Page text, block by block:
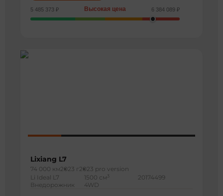
5 485 373 ₽ Высокая цена 6 384 089 ₽
Lixiang L7
74 000 км2023 г 2023 pro version
Li Ideal L7
Внедорожник
1500 см 3
4WD
20174499